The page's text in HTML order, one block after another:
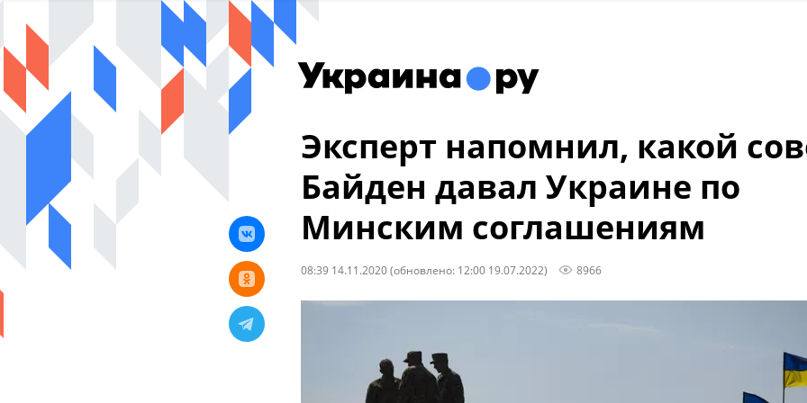
Эксперт напомнил, какой
Байден давал Украине по
Минским соглашениям
08:39 14.11.2020(обновлено: 12:00 19.07.2022) 8966